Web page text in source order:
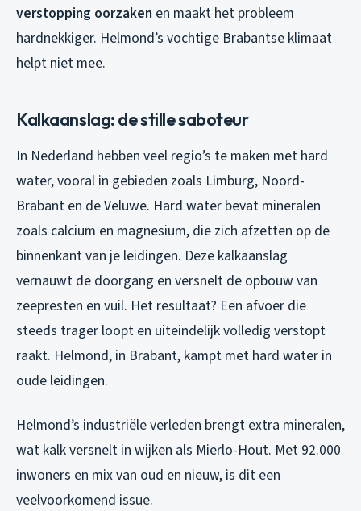
verstopping oorzaken en maakt het probleem
hardnekkiger. Helmond’s vochtige Brabantse klimaat
helpt niet mee.
Kalkaanslag: de stille saboteur
In Nederland hebben veel regio’s te maken met hard
water, vooral in gebieden zoals Limburg, Noord-
Brabant en de Veluwe. Hard water bevat mineralen
zoals calcium en magnesium, die zich afzetten op de
binnenkant van je leidingen. Deze kalkaanslag
vernauwt de doorgang en versnelt de opbouw van
zeepresten en vuil. Het resultaat? Een afvoer die
steeds trager loopt en uiteindelijk volledig verstopt
raakt. Helmond, in Brabant, kampt met hard water in
oude leidingen.
Helmond’s industriële verleden brengt extra mineralen,
wat kalk versnelt in wijken als Mierlo-Hout. Met 92.000
inwoners en mix van oud en nieuw, is dit een
veelvoorkomend issue.